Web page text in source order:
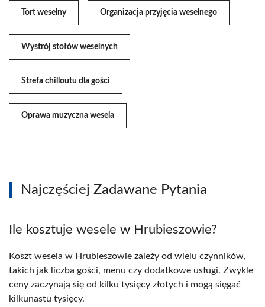
Tort weselny Organizacja przyjęcia weselnego
Wystrój stołów weselnych
Strefa chilloutu dla gości
Oprawa muzyczna wesela
Najczęściej Zadawane Pytania
Ile kosztuje wesele w Hrubieszowie?
Koszt wesela w Hrubieszowie zależy od wielu czynników,
takich jak liczba gości, menu czy dodatkowe usługi. Zwykle
ceny zaczynają się od kilku tysięcy złotych i mogą sięgać
kilkunastu tysięcy.